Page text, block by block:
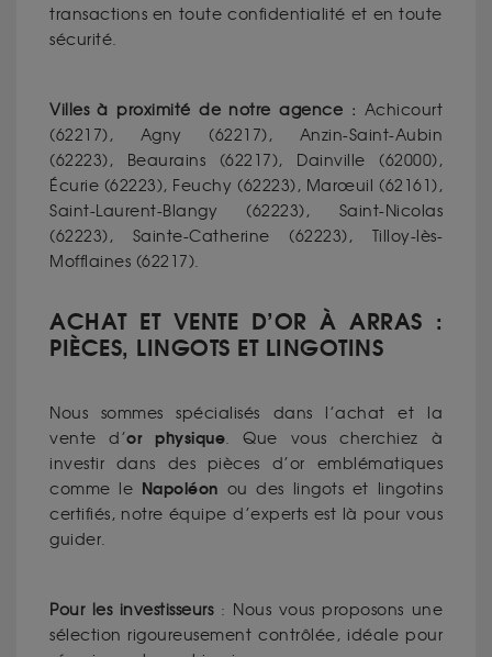
transactions en toute confidentialité et en toute
sécurité.
Villes à proximité de notre agence : Achicourt
(62217), Agny (62217), Anzin-Saint-Aubin
(62223), Beaurains (62217), Dainville (62000),
Écurie (62223), Feuchy (62223), Marœuil (62161),
Saint-Laurent-Blangy (62223), Saint-Nicolas
(62223), Sainte-Catherine (62223), Tilloy-lès-
Mofflaines (62217).
ACHAT ET VENTE D’OR À ARRAS :
PIÈCES, LINGOTS ET LINGOTINS
Nous sommes spécialisés dans l’achat et la
vente d’or physique. Que vous cherchiez à
investir dans des pièces d’or emblématiques
comme le Napoléon ou des lingots et lingotins
certifiés, notre équipe d’experts est là pour vous
guider.
Pour les investisseurs: Nous vous proposons une
sélection rigoureusement contrôlée, idéale pour